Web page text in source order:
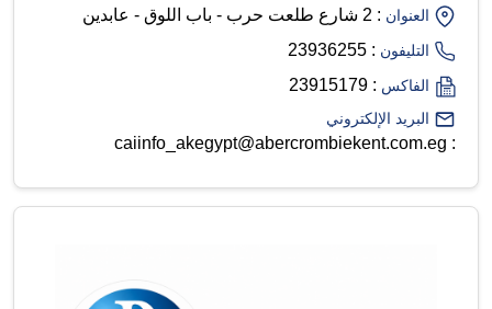
العنوان : 2 شارع طلعت حرب - باب اللوق - عابدين
التليفون : 23936255
الفاكس : 23915179
البريد الإلكتروني
: caiinfo_akegypt@abercrombiekent.com.eg